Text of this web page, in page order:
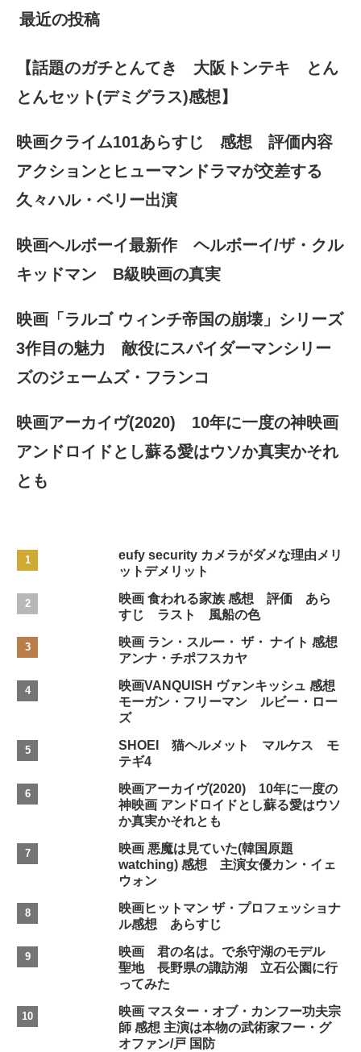
最近の投稿
【話題のガチとんてき 大阪トンテキ とん
とんセット(デミグラス)感想】
映画クライム101あらすじ 感想 評価内容
アクションとヒューマンドラマが交差する
久々ハル・ベリー出演
映画ヘルボーイ最新作 ヘルボーイ/ザ・クル
キッドマン B級映画の真実
映画「ラルゴ ウィンチ帝国の崩壊」シリーズ
3作目の魅力 敵役にスパイダーマンシリー
ズのジェームズ・フランコ
映画アーカイヴ(2020) 10年に一度の神映画
アンドロイドとし蘇る愛はウソか真実かそれ
とも
eufy security カメラがダメな理由メリ
ットデメリット
映画 食われる家族 感想 評価 あら
すじ ラスト 風船の色
映画 ラン・スルー・ ザ・ ナイト 感想
アンナ・チポフスカヤ
映画VANQUISH ヴァンキッシュ 感想
モーガン・フリーマン ルビー・ロー
ズ
SHOEI 猫ヘルメット マルケス モ
テギ4
映画アーカイヴ(2020) 10年に一度の
神映画 アンドロイドとし蘇る愛はウソ
か真実かそれとも
映画 悪魔は見ていた(韓国原題
watching) 感想 主演女優カン・イェ
ウォン
映画ヒットマン ザ・プロフェッショナ
ル感想 あらすじ
映画 君の名は。で糸守湖のモデル
聖地 長野県の諏訪湖 立石公園に行
ってみた
映画 マスター・オブ・カンフー功夫宗
師 感想 主演は本物の武術家フー・グ
オファン/戸 国防